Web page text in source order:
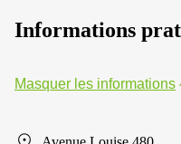
Informations
Masquer les informations